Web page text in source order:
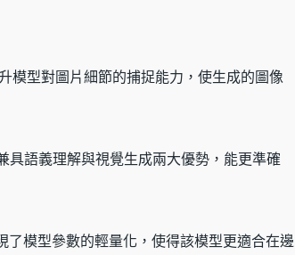
型對圖片細節的捕捉能力，使生成的圖像
語義理解與視覺生成兩大優勢，能更準確
模型參數的輕量化，使得該模型更適合在邊